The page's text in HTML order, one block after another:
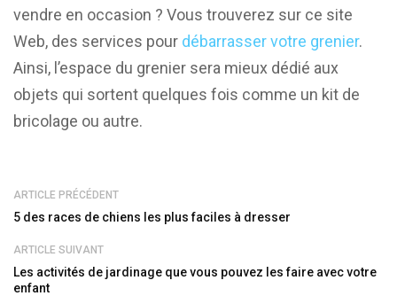
vendre en occasion ? Vous trouverez sur ce site
Web, des services pour débarrasser votre grenier.
Ainsi, l’espace du grenier sera mieux dédié aux
objets qui sortent quelques fois comme un kit de
bricolage ou autre.
ARTICLE PRÉCÉDENT
5 des races de chiens les plus faciles à dresser
ARTICLE SUIVANT
Les activités de jardinage que vous pouvez les faire avec votre
enfant